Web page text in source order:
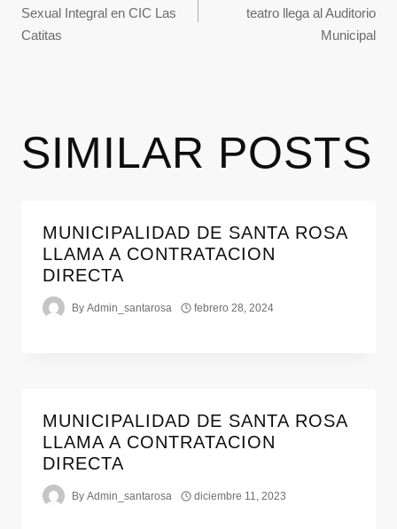
Sexual Integral en CIC Las
Catitas
teatro llega al Auditorio
Municipal
SIMILAR POSTS
MUNICIPALIDAD DE SANTA ROSA
LLAMA A CONTRATACION
DIRECTA
By Admin_santarosa febrero 28, 2024
MUNICIPALIDAD DE SANTA ROSA
LLAMA A CONTRATACION
DIRECTA
By Admin_santarosa diciembre 11, 2023